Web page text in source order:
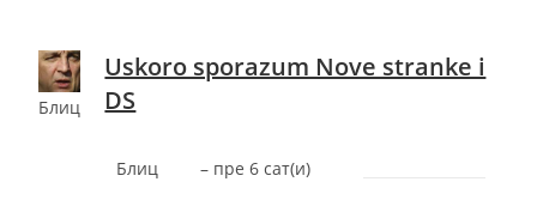
Блиц
Uskoro sporazum Nove stranke i
DS
Блиц – ‎пре 6 сат(и)‎